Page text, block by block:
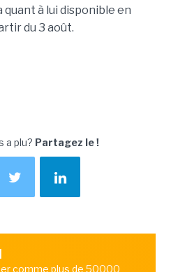
à lui disponible en
du 3 août.
a plu? Partagez le !
comme plus de 50000